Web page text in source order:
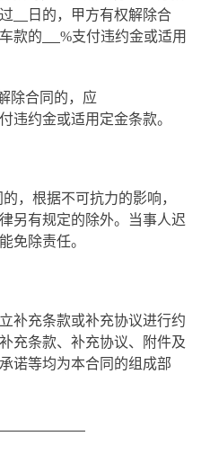
日的，甲方有权解除合
款的
%支付违约金或适用
除合同的，应
违约金或适用定金条款。
，根据不可抗力的影响，
另有规定的除外。当事人迟
免除责任。
补充条款或补充协议进行约
充条款、补充协议、附件及
诺等均为本合同的组成部